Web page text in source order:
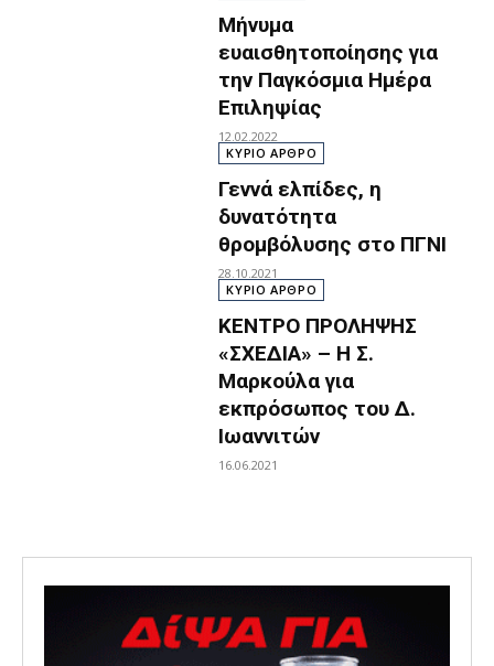
Μήνυμα
ευαισθητοποίησης για
την Παγκόσμια Ημέρα
Επιληψίας
12.02.2022
ΚΥΡΙΟ ΑΡΘΡΟ
Γεννά ελπίδες, η
δυνατότητα
θρομβόλυσης στο ΠΓΝΙ
28.10.2021
ΚΥΡΙΟ ΑΡΘΡΟ
ΚΕΝΤΡΟ ΠΡΟΛΗΨΗΣ
«ΣΧΕΔΙΑ» – Η Σ.
Μαρκούλα για
εκπρόσωπος του Δ.
Ιωαννιτών
16.06.2021